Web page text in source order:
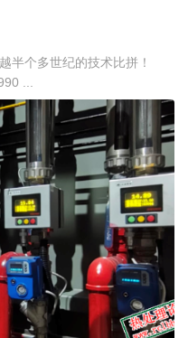
半个多世纪的技术比拼！
...